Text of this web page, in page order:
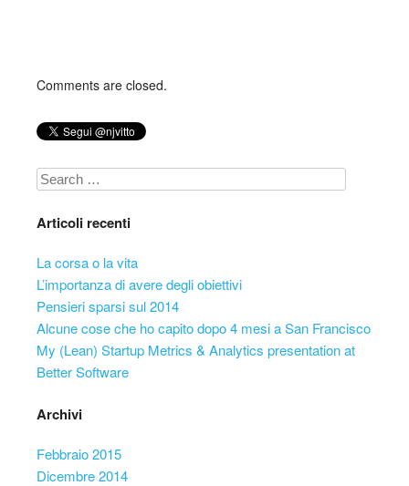
Comments are closed.
Search
Articoli recenti
La corsa o la vita
L’importanza di avere degli obiettivi
Pensieri sparsi sul 2014
Alcune cose che ho capito dopo 4 mesi a San Francisco
My (Lean) Startup Metrics & Analytics presentation at
Better Software
Archivi
Febbraio 2015
Dicembre 2014